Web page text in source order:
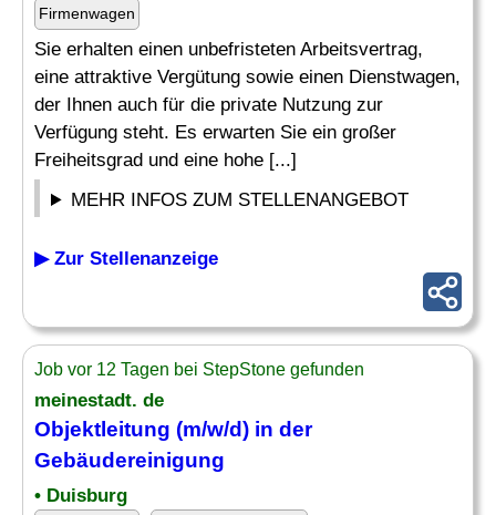
Firmenwagen
Sie erhalten einen unbefristeten Arbeitsvertrag,
eine attraktive Vergütung sowie einen Dienstwagen,
der Ihnen auch für die private Nutzung zur
Verfügung steht. Es erwarten Sie ein großer
Freiheitsgrad und eine hohe [...]
MEHR INFOS ZUM STELLENANGEBOT
▶ Zur Stellenanzeige
Job vor 12 Tagen bei StepStone gefunden
meinestadt. de
Objektleitung (m/w/d) in der
Gebäudereinigung
• Duisburg